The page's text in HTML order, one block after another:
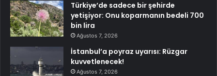
Türkiye’de sadece bir şehirde
yetişiyor: Onu koparmanın bedeli 700
bin lira
Ağustos 7, 2026
İstanbul’a poyraz uyarısı: Rüzgar
kuvvetlenecek!
Ağustos 7, 2026